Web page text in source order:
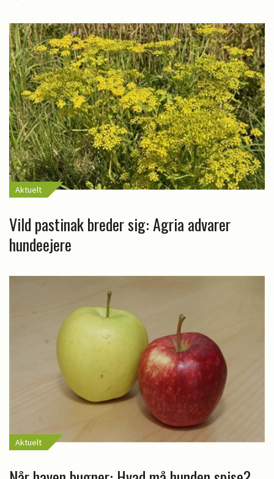
Aktuelt
Vild pastinak breder sig: Agria advarer
hundeejere
Aktuelt